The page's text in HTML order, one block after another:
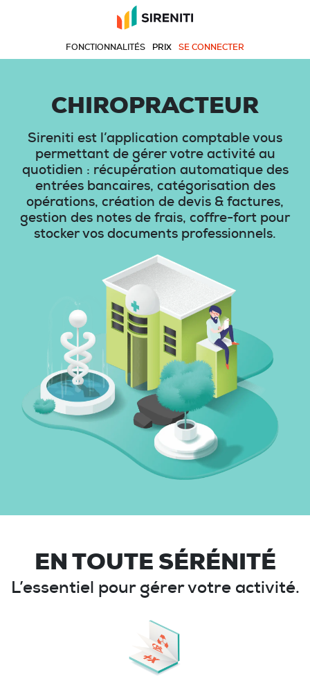
FONCTIONNALITÉS PRIX SE CONNECTER
CHIROPRACTEUR
Sireniti est l’application comptable vous
permettant de gérer votre activité au
quotidien : récupération automatique des
entrées bancaires, catégorisation des
opérations, création de devis & factures,
gestion des notes de frais, coffre-fort pour
stocker vos documents professionnels.
EN TOUTE SÉRÉNITÉ
L’essentiel pour gérer votre activité.